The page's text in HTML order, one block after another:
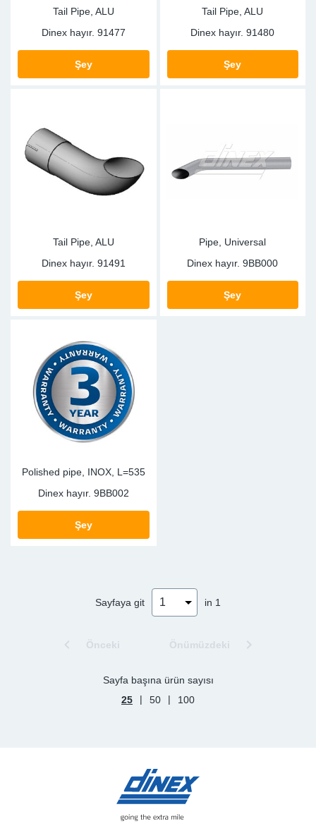
Tail Pipe, ALU
Dinex hayır. 91477
Şey
Tail Pipe, ALU
Dinex hayır. 91480
Şey
Tail Pipe, ALU
Dinex hayır. 91491
Şey
Pipe, Universal
Dinex hayır. 9BB000
Şey
Polished pipe, INOX, L=535
Dinex hayır. 9BB002
Şey
Sayfaya git in 1
Önceki Önümüzdeki
Sayfa başına ürün sayısı
25
| 50 | 100